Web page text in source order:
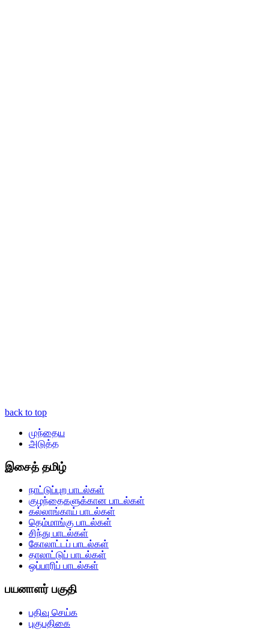
back to top
முந்தைய
அடுத்த
இசைத் தமிழ்
நாட்டுப்புற பாடல்கள்
குழந்தைகளுக்கான பாடல்கள்
கல்லாங்காய் பாடல்கள்
தெம்மாங்கு பாடல்கள்
சிந்து பாடல்கள்
கோலாட்டப் பாடல்கள்
தாலாட்டுப் பாடல்கள்
ஒப்பாரிப் பாடல்கள்
பயனாளர் பகுதி
பதிவு செய்க
புகுபதிகை